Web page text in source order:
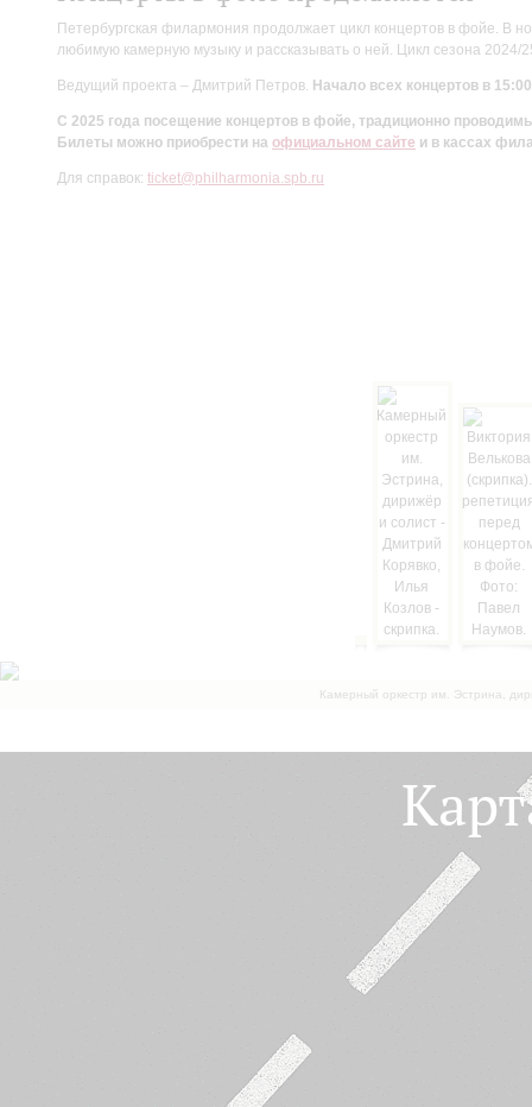
Петербургская филармония продолжает цикл концертов в фойе. В
любимую камерную музыку и рассказывать о ней. Цикл сезона
Ведущий проекта – Дмитрий Петров. Начало всех концертов в
С 2025 года посещение концертов в фойе, традиционно
Билеты можно приобрести на официальном сайте и в кассах
Для справок: ticket@philharmonia.spb.ru
Камерный оркестр им. Эстрина,